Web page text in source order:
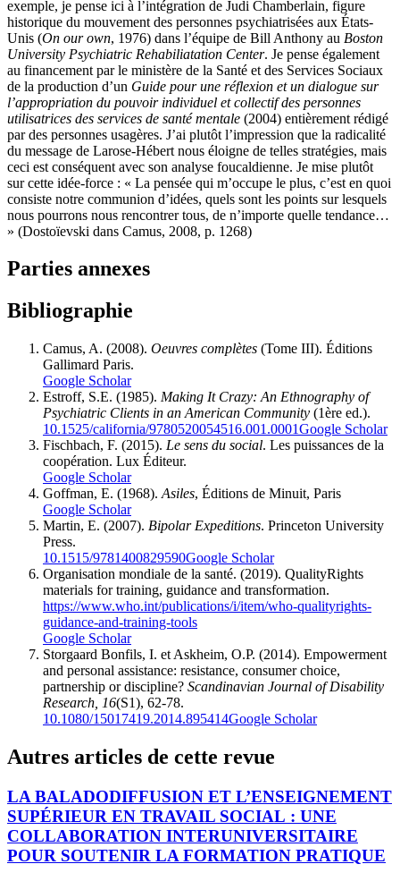
exemple, je pense ici à l’intégration de Judi Chamberlain, figure
historique du mouvement des personnes psychiatrisées aux États-
Unis (On our own, 1976) dans l’équipe de Bill Anthony au Boston
University Psychiatric Rehabiliatation Center. Je pense également
au financement par le ministère de la Santé et des Services Sociaux
de la production d’un Guide pour une réflexion et un dialogue sur
l’appropriation du pouvoir individuel et collectif des personnes
utilisatrices des services de santé mentale (2004) entièrement rédigé
par des personnes usagères. J’ai plutôt l’impression que la radicalité
du message de Larose-Hébert nous éloigne de telles stratégies, mais
ceci est conséquent avec son analyse foucaldienne. Je mise plutôt
sur cette idée-force : « La pensée qui m’occupe le plus, c’est en quoi
consiste notre communion d’idées, quels sont les points sur lesquels
nous pourrons nous rencontrer tous, de n’importe quelle tendance…
» (Dostoïevski dans Camus, 2008, p. 1268)
Parties annexes
Bibliographie
Camus, A. (2008). Oeuvres complètes (Tome III). Éditions
Gallimard Paris.
Google Scholar
Estroff, S.E. (1985). Making It Crazy: An Ethnography of
Psychiatric Clients in an American Community (1ère ed.).
10.1525/california/9780520054516.001.0001Google Scholar
Fischbach, F. (2015). Le sens du social. Les puissances de la
coopération. Lux Éditeur.
Google Scholar
Goffman, E. (1968). Asiles, Éditions de Minuit, Paris
Google Scholar
Martin, E. (2007). Bipolar Expeditions. Princeton University
Press.
10.1515/9781400829590Google Scholar
Organisation mondiale de la santé. (2019). QualityRights
materials for training, guidance and transformation.
https://www.who.int/publications/i/item/who-qualityrights-
guidance-and-training-tools
Google Scholar
Storgaard Bonfils, I. et Askheim, O.P. (2014). Empowerment
and personal assistance: resistance, consumer choice,
partnership or discipline? Scandinavian Journal of Disability
Research, 16(S1), 62-78.
10.1080/15017419.2014.895414Google Scholar
Autres articles de cette revue
LA BALADODIFFUSION ET L’ENSEIGNEMENT
SUPÉRIEUR EN TRAVAIL SOCIAL : UNE
COLLABORATION INTERUNIVERSITAIRE
POUR SOUTENIR LA FORMATION PRATIQUE